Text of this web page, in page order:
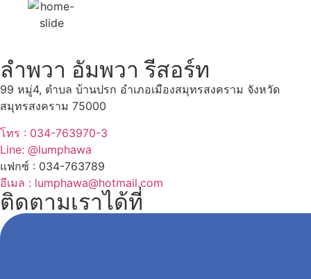
ลำพวา อัมพวา รีสอร์ท
99 หมู่4, ตำบล บ้านปรก อำเภอเมืองสมุทรสงคราม จังหวัด
สมุทรสงคราม 75000
โทร : 034-763970-3
Line: @lumphawa
แฟกซ์ : 034-763789
อีเมล : lumphawa@hotmail.com
ติดตามเราได้ที่